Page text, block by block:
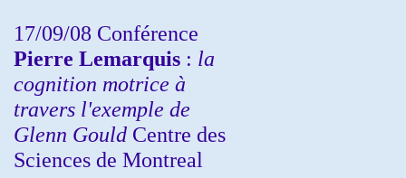
17/09/08 Conférence
Pierre Lemarquis : la
cognition motrice à
travers l'exemple de
Glenn Gould Centre des
Sciences de Montreal